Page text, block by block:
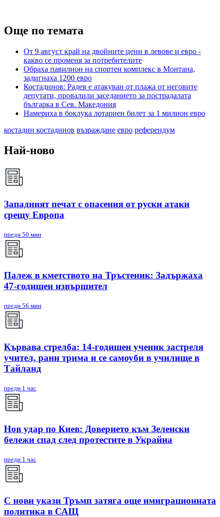
Още по темата
От 9 август край на двойните цени в левове и евро -
какво се променя за потребителите
Обраха павилион на спортен комплекс в Монтана,
задигнаха 1200 евро
Костадинов: Радев е атакуван от плажа от неговите
депутати, провалили заседанието за пострадалата
българка в Сев. Македония
Намериха в боклука лотариен билет за 1 милион евро
костадин костадинов възраждане евро референдум
Най-ново
Западният печат с опасения от руски атаки
срещу Европа
преди 50 мин
Палеж в кметството на Тръстеник: Задържаха
47-годишен извършител
преди 56 мин
Кървава стрелба: 14-годишен ученик застреля
учител, рани трима и се самоуби в училище в
Тайланд
преди 1 час
Нов удар по Киев: Доверието към Зеленски
бележи спад след протестите в Украйна
преди 1 час
С нови укази Тръмп затяга още имиграционната
политика в САЩ